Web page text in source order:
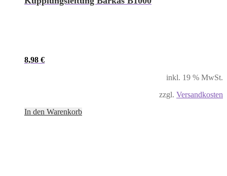
8,98 €
inkl. 19 % MwSt.
zzgl. Versandkosten
In den Warenkorb